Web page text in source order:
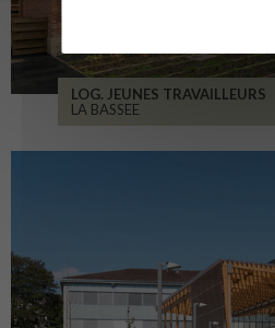
LOG. JEUNES TRAVAILLEURS
LA BASSEE